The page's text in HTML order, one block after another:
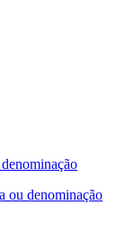
ou denominação